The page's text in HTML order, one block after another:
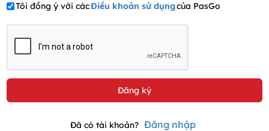
Tôi đồng ý với cácĐiều khoản sử dụngcủa PasGo
Đã có tài khoản? Đăng nhập